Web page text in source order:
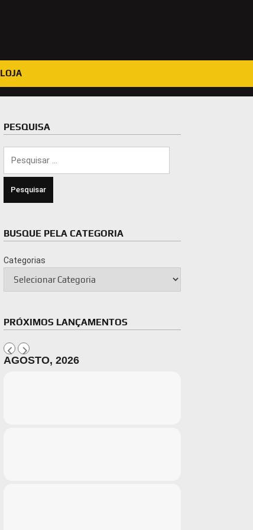
LOJA
PESQUISA
BUSQUE PELA CATEGORIA
Categorias
PRÓXIMOS LANÇAMENTOS
AGOSTO, 2026